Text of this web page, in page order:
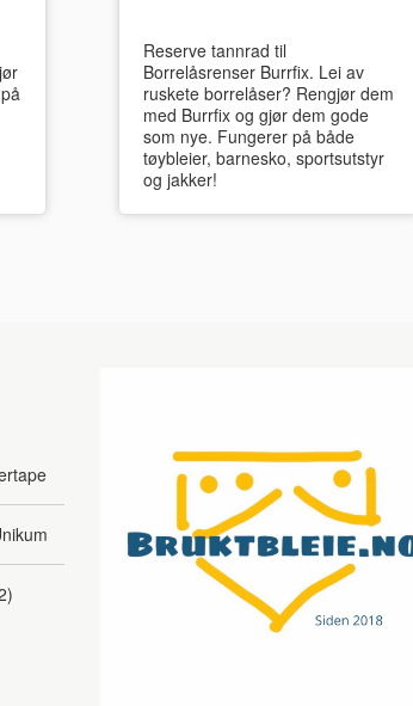
Reserve tannrad til
Borrelåsrenser Burrfix. Lei av
ruskete borrelåser? Rengjør dem
med Burrfix og gjør dem gode
som nye. Fungerer på både
tøybleier, barnesko, sportsutstyr
og jakker!